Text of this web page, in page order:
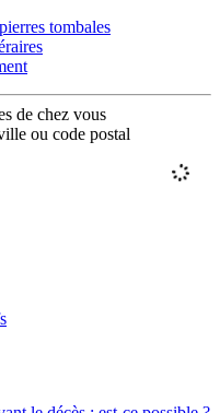
tombales
de chez vous
ou code postal